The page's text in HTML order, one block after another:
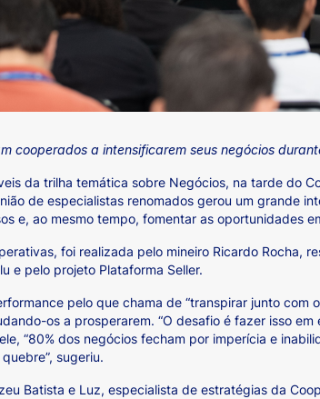
cooperados a intensificarem seus negócios
da trilha temática sobre Negócios, na tarde do
de especialistas renomados gerou um grande
e, ao mesmo tempo, fomentar as oportunidades
foi realizada pelo mineiro Ricardo Rocha,
e pelo projeto Plataforma Seller.
pelo que chama de “transpirar junto com
os a prosperarem. “O desafio é fazer isso em
“80% dos negócios fecham por imperícia e
sugeriu.
Batista e Luz, especialista de estratégias da